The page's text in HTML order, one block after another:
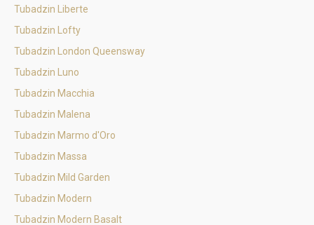
Tubadzin Liberte
Tubadzin Lofty
Tubadzin London Queensway
Tubadzin Luno
Tubadzin Macchia
Tubadzin Malena
Tubadzin Marmo d'Oro
Tubadzin Massa
Tubadzin Mild Garden
Tubadzin Modern
Tubadzin Modern Basalt